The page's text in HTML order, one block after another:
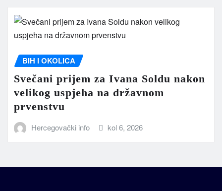
BIH I OKOLICA
Svečani prijem za Ivana Soldu nakon
velikog uspjeha na državnom
prvenstvu
Hercegovački info kol 6, 2026